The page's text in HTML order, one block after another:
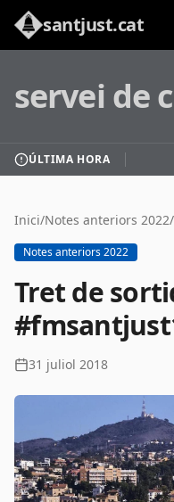
santjust.cat
servei de
ÚLTIMA HORA
Inici/Notes anteriors 2022/
Notes anteriors 2022
Tret de
31 juliol 2018